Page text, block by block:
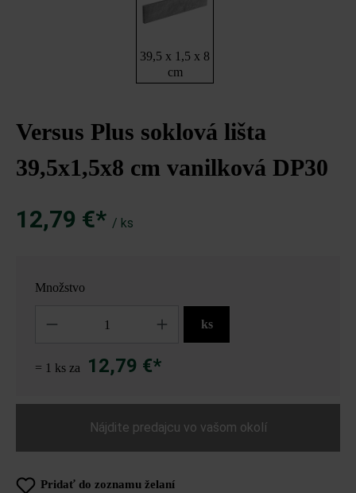
39,5 x 1,5 x 8
cm
Versus Plus soklová lišta
39,5x1,5x8 cm vanilková DP30
12,79 €* / ks
Množstvo
ks
= 1 ks za 12,79 €*
Nájdite predajcu vo vašom okolí
Pridať do zoznamu želaní